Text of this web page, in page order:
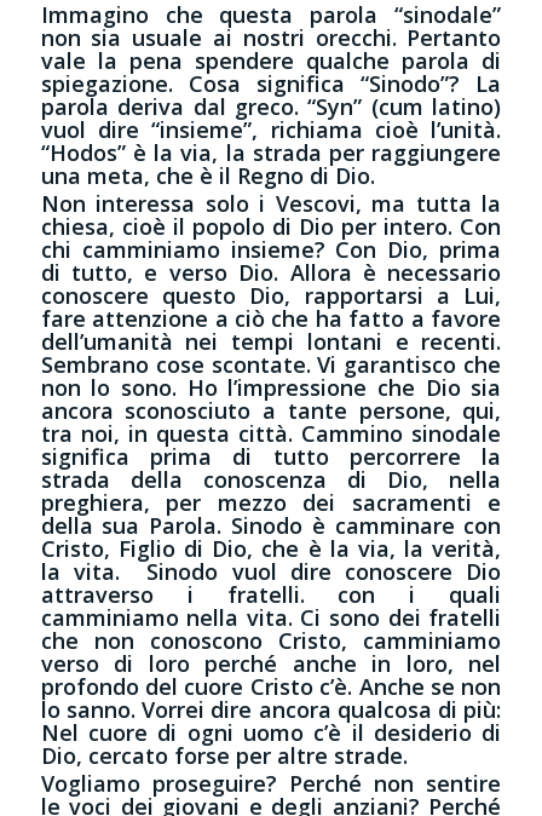
Immagino che questa parola “sinodale”
non sia usuale ai nostri orecchi. Pertanto
vale la pena spendere qualche parola di
spiegazione. Cosa significa “Sinodo”? La
parola deriva dal greco. “Syn” (cum latino)
vuol dire “insieme”, richiama cioè l’unità.
“Hodos” è la via, la strada per raggiungere
una meta, che è il Regno di Dio.
Non interessa solo i Vescovi, ma tutta la
chiesa, cioè il popolo di Dio per intero. Con
chi camminiamo insieme? Con Dio, prima
di tutto, e verso Dio. Allora è necessario
conoscere questo Dio, rapportarsi a Lui,
fare attenzione a ciò che ha fatto a favore
dell’umanità nei tempi lontani e recenti.
Sembrano cose scontate. Vi garantisco che
non lo sono. Ho l’impressione che Dio sia
ancora sconosciuto a tante persone, qui,
tra noi, in questa città. Cammino sinodale
significa prima di tutto percorrere la
strada della conoscenza di Dio, nella
preghiera, per mezzo dei sacramenti e
della sua Parola. Sinodo è camminare con
Cristo, Figlio di Dio, che è la via, la verità,
la vita. Sinodo vuol dire conoscere Dio
attraverso i fratelli. con i quali
camminiamo nella vita. Ci sono dei fratelli
che non conoscono Cristo, camminiamo
verso di loro perché anche in loro, nel
profondo del cuore Cristo c’è. Anche se non
lo sanno. Vorrei dire ancora qualcosa di più:
Nel cuore di ogni uomo c’è il desiderio di
Dio, cercato forse per altre strade.
Vogliamo proseguire? Perché non sentire
le voci dei giovani e degli anziani? Perché